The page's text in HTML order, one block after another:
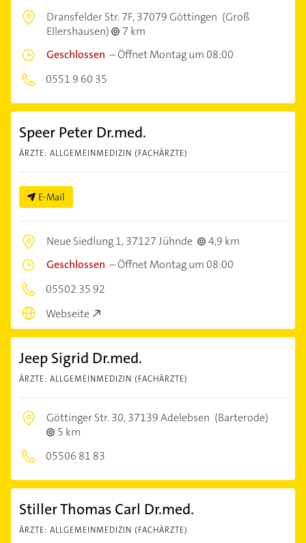
Dransfelder Str. 7F,37079 Göttingen (Groß
Ellershausen)
7 km
Geschlossen –Öffnet Montag um 08:00
0551 9 60 35
Speer Peter Dr.med.
ÄRZTE: ALLGEMEINMEDIZIN (FACHÄRZTE)
E-Mail
Neue Siedlung 1,37127 Jühnde
4,9 km
Geschlossen –Öffnet Montag um 08:00
05502 35 92
Webseite
Jeep Sigrid Dr.med.
ÄRZTE: ALLGEMEINMEDIZIN (FACHÄRZTE)
Göttinger Str. 30,37139 Adelebsen (Barterode)
5 km
05506 81 83
Stiller Thomas Carl Dr.med.
ÄRZTE: ALLGEMEINMEDIZIN (FACHÄRZTE)